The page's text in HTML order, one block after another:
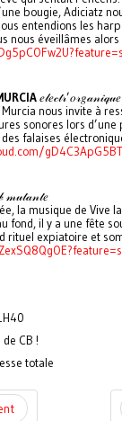
bougie, Adiciatz
entendions les
nous éveillâmes
𝑒𝓁𝑒𝒸𝓉𝓇’𝑜𝓇𝑔𝒶𝓃𝒾𝓆𝓊𝑒
nous invite à
sonores lors d’une
falaises
𝓂𝓊𝓉𝒶𝓃𝓉𝑒
la musique de Vive
fond, il y a une fête
rituel expiatoire et
CB !
totale